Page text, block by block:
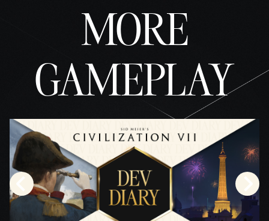
cidad
de
YouTu
trans
feren
de
datos
a los
servi
MORE
GAMEPLAY